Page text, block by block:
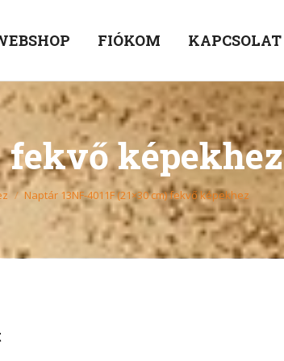
FIÓKOM KAPCSOLAT
fekvő képekhez
Naptár 13NF-4011F (21×30 cm) fekvő képekhez